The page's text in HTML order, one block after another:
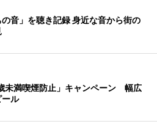
音」を聴き記録 身近な音から街の
未満喫煙防止」キャンペーン 幅広
ール